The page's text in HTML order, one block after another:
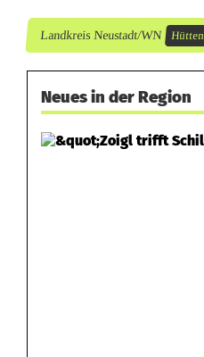
Landkreis Neustadt/WN Hütten
Neues in der Region